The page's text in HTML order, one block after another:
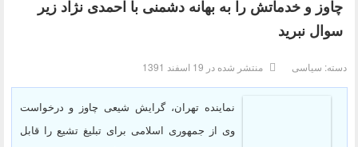
چاوز و خدماتش را به بهانه دشمنی با احمدی نژاد زیر
سوال نبرید
دسته: سیاسی منتشر شده در 19 اسفند 1391
نماینده تهران، گرایش شیعی چاوز و درخواست
وی از جمهوری اسلامی برای تبلیغ تشیع را قابل